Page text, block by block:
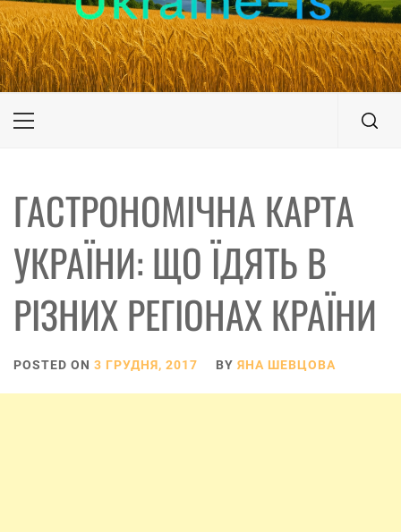
UKRAINE-IS
ПОДОРОЖI ПО УКРАЇНІ
Primary
ГАСТРОНОМІЧНА КАРТА
УКРАЇНИ: ЩО ЇДЯТЬ В
РІЗНИХ РЕГІОНАХ КРАЇНИ
POSTED ON 3 ГРУДНЯ, 2017 BY ЯНА ШЕВЦОВА